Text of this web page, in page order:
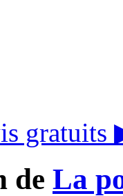
gratuits
de La